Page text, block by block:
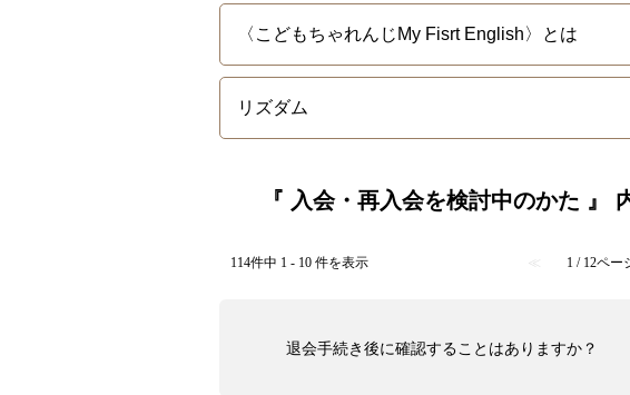
〈こどもちゃれんじMy Fisrt English〉とは
リズダム
『 入会・再入会を検討中のかた 』
114件中 1 - 10 件を表示 ≪ 1 / 12ペー
退会手続き後に確認することはありますか？